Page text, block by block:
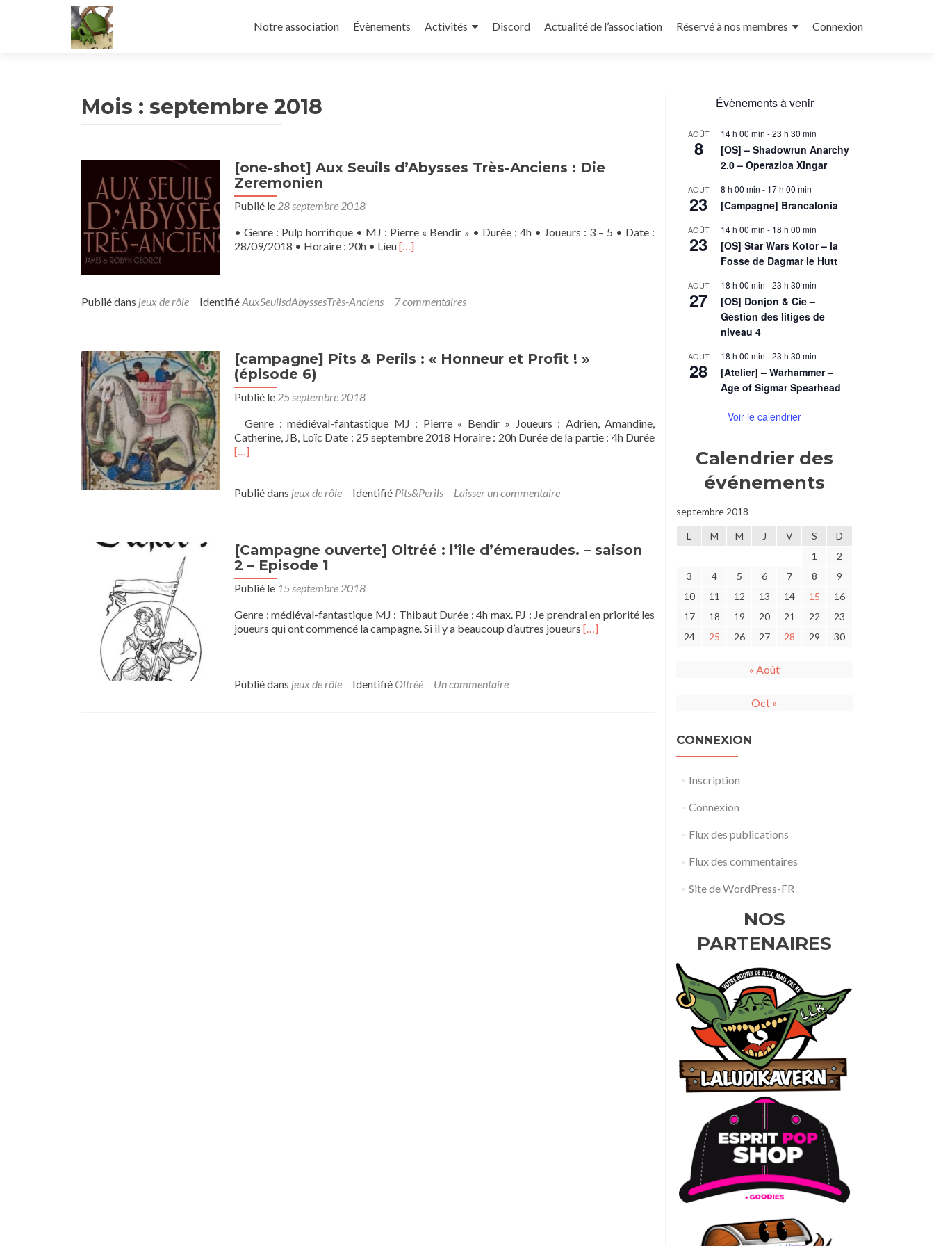
au
Notre association Évènements Activités Discord Actualité de l’association Réservé à nos membres Connexion
Mois : septembre 2018
[one-shot] Aux Seuils d’Abysses Très-Anciens : Die
Zeremonien
Publié le 28 septembre 2018
• Genre : Pulp horrifique • MJ : Pierre « Bendir » • Durée : 4h • Joueurs : 3 – 5 • Date :
28/09/2018 • Horaire : 20h • LieuEn
shot]
Très-
[…]
Publié dans jeux de rôle IdentifiéAuxSeuilsdAbyssesTrès-Anciens 7 commentaires
[campagne] Pits & Perils : « Honneur et Profit ! »
(épisode 6)
Publié le 25 septembre 2018
Genre : médiéval-fantastique MJ : Pierre « Bendir » Joueurs : Adrien, Amandine,
Catherine, JB, Loïc Date : 25 septembre 2018 Horaire : 20h Durée de la partie : 4h DuréeEn
sur[campagne]
Perils
(épisode
[…]
Publié dans jeux de rôle Identifié Pits&Perils Laisser un commentaire
[Campagne ouverte] Oltréé : l’île d’émeraudes. – saison
2 – Episode 1
Publié le 15 septembre 2018
Genre : médiéval-fantastique MJ : Thibaut Durée : 4h max. PJ : Je prendrai en priorité les
joueurs qui ont commencé la campagne. Si il y a beaucoup d’autres joueurs En
[…]
Publié dans jeux de rôle Identifié Oltréé Un commentaire
Évènements à venir
AOÛT
8
14 h 00 min -23 h 30 min
[OS] – Shadowrun Anarchy
2.0 – Operazioa Xingar
AOÛT
23
8 h 00 min - 17 h 00 min
[Campagne] Brancalonia
AOÛT
23
14 h 00 min - 18 h 00 min
[OS] Star Wars Kotor – la
Fosse de Dagmar le Hutt
AOÛT
27
18 h 00 min -23 h 30 min
[OS] Donjon & Cie –
Gestion des litiges de
niveau 4
AOÛT
28
18 h 00 min -23 h 30 min
[Atelier] – Warhammer –
Age of Sigmar Spearhead
Voir le calendrier
Calendrier des
événements
septembre 2018
L M M J V S
D
1
2
3
4 5 6 7 8
9
10
11 12 13 14 15
16
17
18 19 20 21 22
23
24
25 26 27 28 29 30
« Août
Oct »
CONNEXION
Inscription
Connexion
Flux des publications
Flux des commentaires
Site de WordPress-FR
NOS
PARTENAIRES